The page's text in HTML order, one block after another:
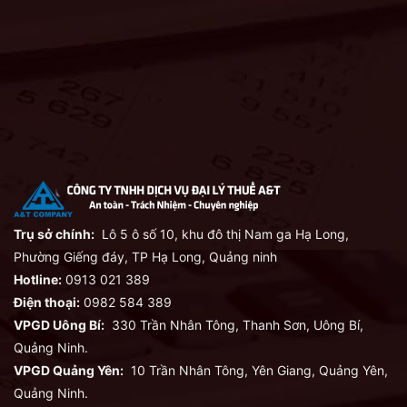
Trụ sở chính: Lô 5 ô số 10, khu đô thị Nam ga Hạ Long,
Phường Giếng đáy, TP Hạ Long, Quảng ninh
Hotline: 0913 021 389
Điện thoại: 0982 584 389
VPGD Uông Bí: 330 Trần Nhân Tông, Thanh Sơn, Uông Bí,
Quảng Ninh.
VPGD Quảng Yên: 10 Trần Nhân Tông, Yên Giang, Quảng Yên,
Quảng Ninh.